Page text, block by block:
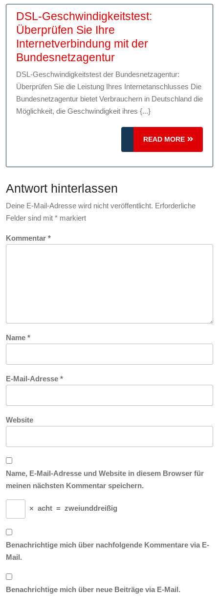
DSL-Geschwindigkeitstest:
Überprüfen Sie Ihre
Internetverbindung mit der
BundesnetzagenturDSL-
Überprüfen
Sie
Ihre
Internetverbindung
der
Bundesnetzagentur
DSL-Geschwindigkeitstest der Bundesnetzagentur:
Überprüfen Sie die Leistung Ihres Internetanschlusses Die
Bundesnetzagentur bietet Verbrauchern in Deutschland die
Möglichkeit, die Geschwindigkeit ihres {...}
READ MORE
READ
MORE
Antwort hinterlassen
Deine E-Mail-Adresse wird nicht veröffentlicht. Erforderliche
Felder sind mit * markiert
Kommentar *
Name *
E-Mail-Adresse *
Website
Name, E-Mail-Adresse und Website in diesem Browser für
meinen nächsten Kommentar speichern.
× acht = zweiunddreißig
Benachrichtige mich über nachfolgende Kommentare via E-
Mail.
Benachrichtige mich über neue Beiträge via E-Mail.